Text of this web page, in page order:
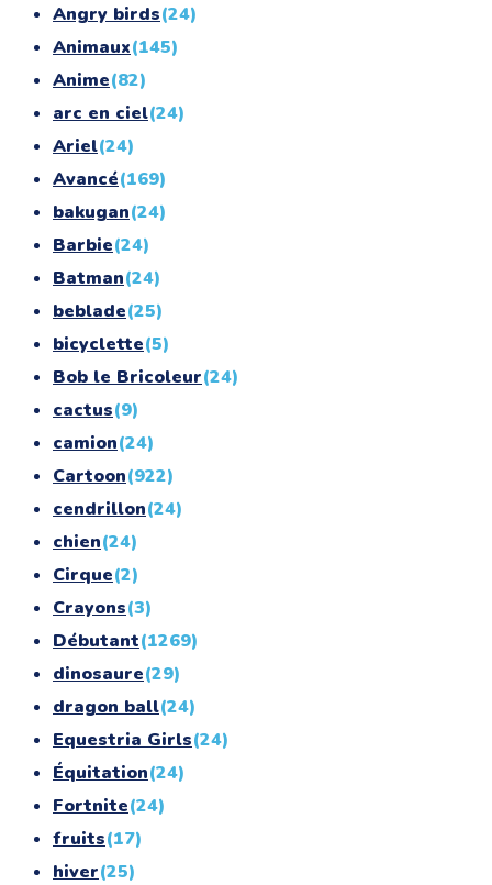
Angry birds(24)
Animaux(145)
Anime(82)
arc en ciel(24)
Ariel(24)
Avancé(169)
bakugan(24)
Barbie(24)
Batman(24)
beblade(25)
bicyclette(5)
Bob le Bricoleur(24)
cactus(9)
camion(24)
Cartoon(922)
cendrillon(24)
chien(24)
Cirque(2)
Crayons(3)
Débutant(1269)
dinosaure(29)
dragon ball(24)
Equestria Girls(24)
Équitation(24)
Fortnite(24)
fruits(17)
hiver(25)